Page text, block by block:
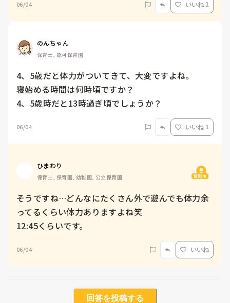
06/04 いいね 1
のんちゃん
保育士, 認可保育園
4、5歳だと体力がついてきて、大変ですよね。
寝始める時間は何時頃ですか？
4、5歳時だと13時過ぎ頃でしょうか？
06/04 いいね 1
ひまわり
保育士, 保育園, 幼稚園, 公立保育園 質問主
そうですね…どんなにたくさん外で遊んでも体力余
ってるくらい体力ありますよね笑
12:45くらいです。
06/04 いいね
回答を投稿する